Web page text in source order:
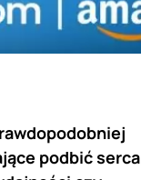
podbić serca